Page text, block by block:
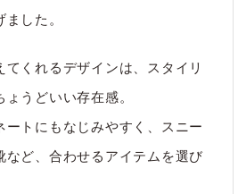
した。
くれるデザインは、スタイリ
うどいい存在感。
ートにもなじみやすく、スニー
など、合わせるアイテムを選び